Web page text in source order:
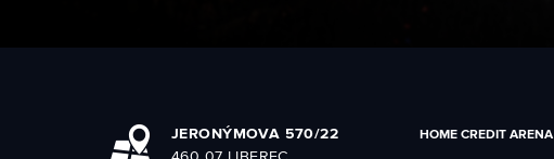
HOME CREDIT ARENA
JERONÝMOVA 570/22